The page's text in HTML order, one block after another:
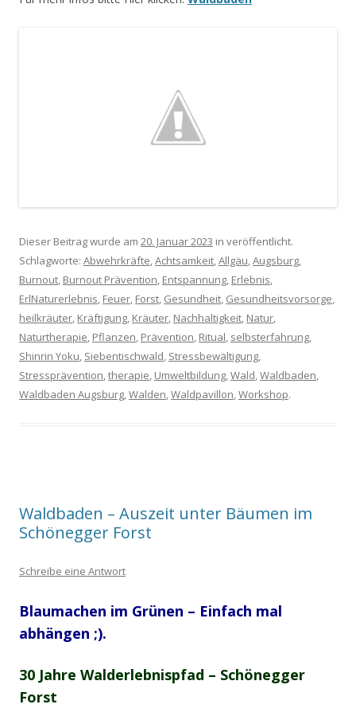
Dieser Beitrag wurde am 20. Januar 2023 in veröffentlicht.
Schlagworte: Abwehrkräfte,Achtsamkeit,Allgäu,Augsburg,
Burnout, Burnout Prävention, Entspannung, Erlebnis,
ErlNaturerlebnis, Feuer, Forst, Gesundheit, Gesundheitsvorsorge,
heilkräuter, Kräftigung, Kräuter, Nachhaltigkeit, Natur,
Naturtherapie, Pflanzen, Prävention, Ritual, selbsterfahrung,
Shinrin Yoku, Siebentischwald, Stressbewältigung,
Stressprävention,therapie, Umweltbildung,Wald,Waldbaden,
Waldbaden Augsburg,Walden,Waldpavillon,Workshop.
Waldbaden – Auszeit unter Bäumen im
Schönegger Forst
Schreibe eine Antwort
Blaumachen im Grünen – Einfach mal
abhängen ;).
30 Jahre Walderlebnispfad – Schönegger
Forst